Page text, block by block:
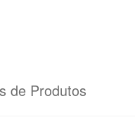
de Produtos